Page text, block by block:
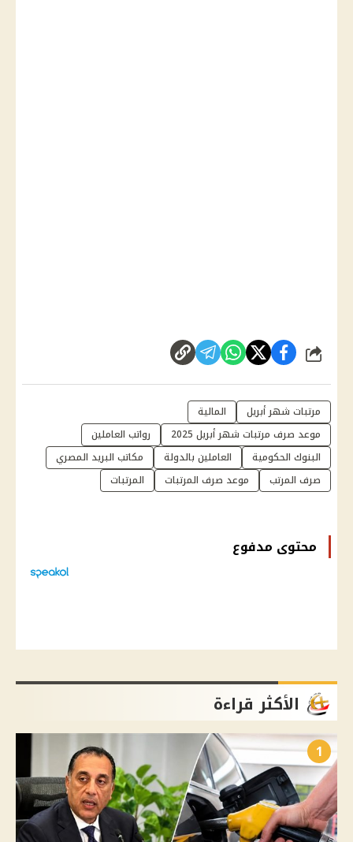
شارك
مرتبات شهر أبريل
المالية
موعد صرف مرتبات شهر أبريل 2025
رواتب العاملين
البنوك الحكومية
العاملين بالدولة
مكاتب البريد المصري
صرف المرتب
موعد صرف المرتبات المرتبات
محتوى مدفوع
الأكثر قراءة
1